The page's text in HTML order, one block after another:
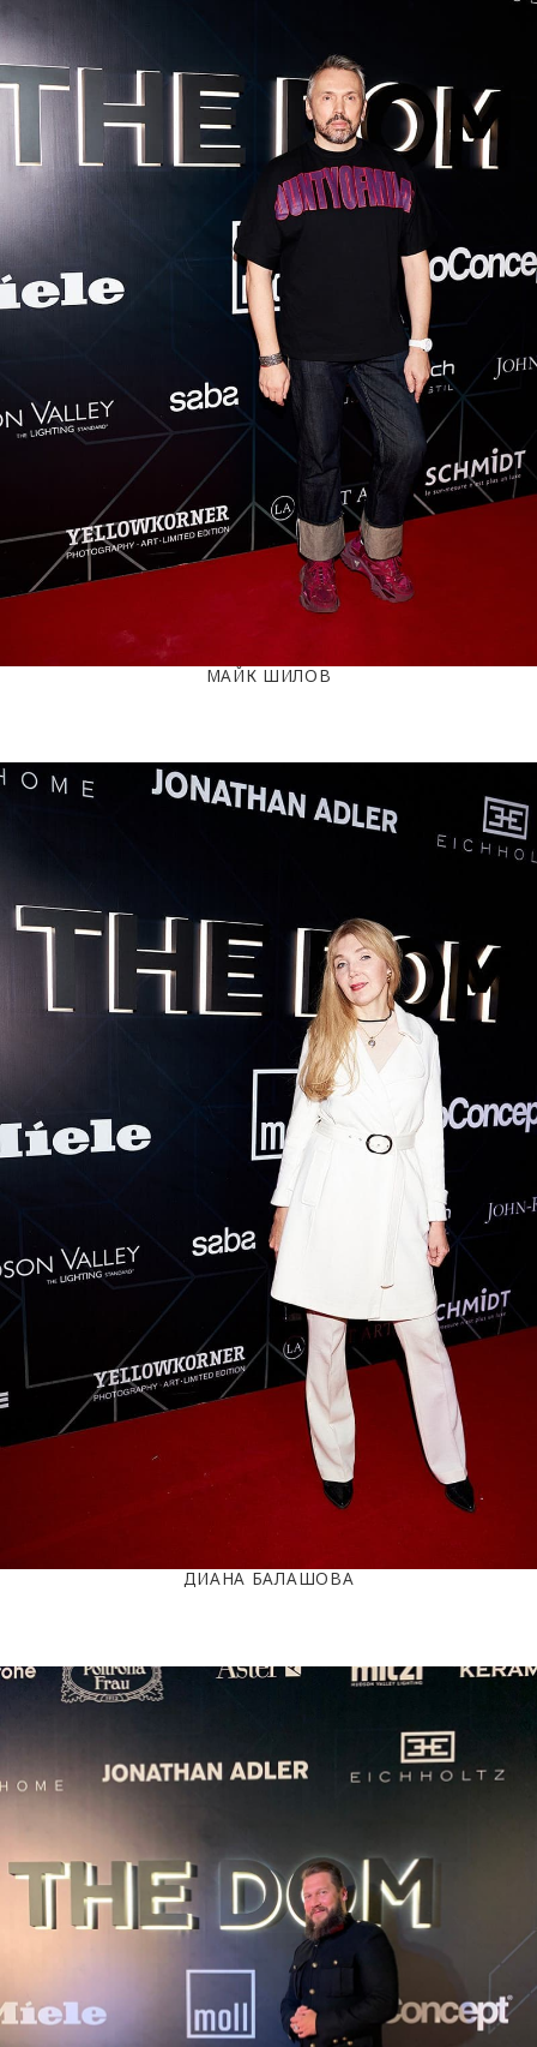
МАЙК ШИЛОВ
ДИАНА БАЛАШОВА